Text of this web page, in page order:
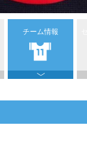
チーム情報